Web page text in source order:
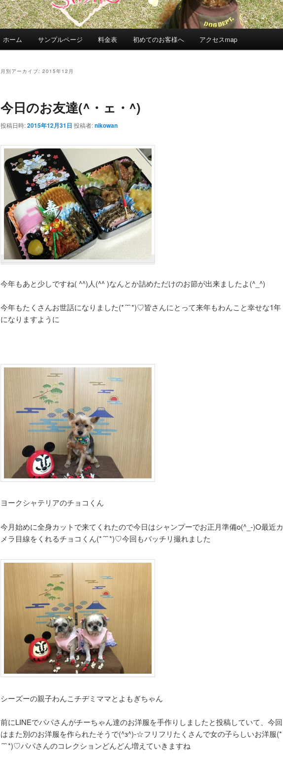
ホーム サンプルページ 料金表 初めてのお客様へ アクセスmap
月別アーカイブ: 2015年12月
今日のお友達(^・ェ・^)
投稿日時:2015年12月31日 投稿者:nikowan
今年もあと少しですね( ^^)人(^^ )なんとか詰めただけのお節が出来ましたよ(^_^)
今年もたくさんお世話になりました(*´˘`*)♡皆さんにとって来年もわんこと幸せな1年
になりますように
ヨークシャテリアのチョコくん
今月始めに全身カットで来てくれたので今日はシャンプーでお正月準備o(^_-)O最近カ
メラ目線をくれるチョコくん(*´˘`*)♡今回もバッチリ撮れました
シーズーの親子わんこチヂミママとよもぎちゃん
前にLINEでパパさんがチーちゃん達のお洋服を手作りしましたと投稿していて、今回
はまた別のお洋服を作られたそうで(^з^)-☆フリフリたくさんで女の子らしいお洋服(*
´˘`*)♡パパさんのコレクションどんどん増えていきますね